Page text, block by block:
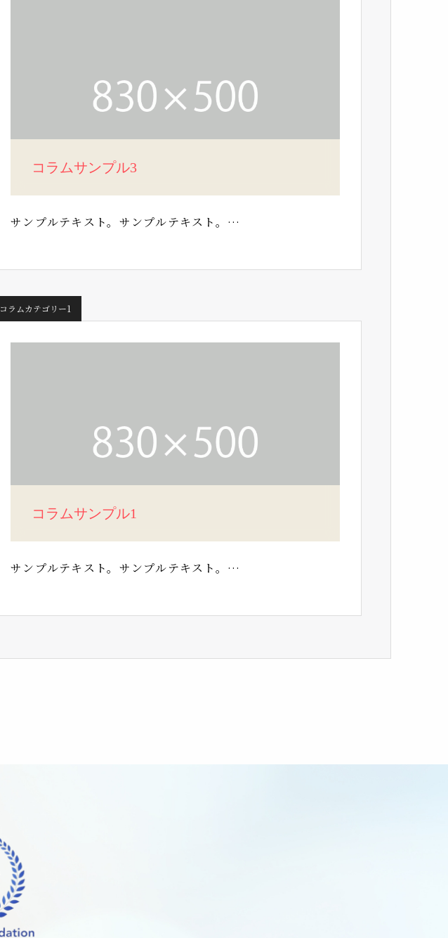
コラムサンプル3
サンプルテキスト。サンプルテキスト。…
コラムカテゴリー1
コラムサンプル1
サンプルテキスト。サンプルテキスト。…